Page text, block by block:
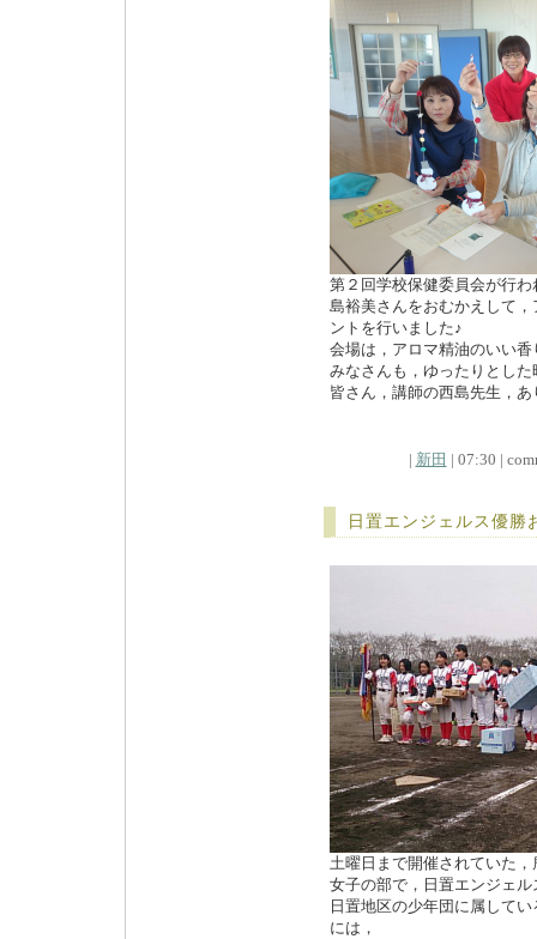
第２回学校保健委員会が行
島裕美さんをおむかえして
ントを行いました♪
会場は，アロマ精油のいい
みなさんも，ゆったりとし
皆さん，講師の西島先生，
| 新田 | 07:30 |
日置エンジェルス優勝
土曜日まで開催されていた
女子の部で，日置エンジェ
日置地区の少年団に属して
には，